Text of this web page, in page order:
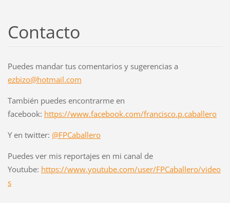
Contacto
Puedes mandar tus comentarios y sugerencias a
ezbizo@hotmail.com
También puedes encontrarme en
facebook: https://www.facebook.com/francisco.p.caballero
Y en twitter: @FPCaballero
Puedes ver mis reportajes en mi canal de
Youtube: https://www.youtube.com/user/FPCaballero/video
s